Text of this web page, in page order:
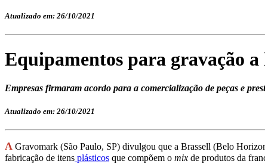
Atualizado em: 26/10/2021
Equipamentos para gravação
Empresas firmaram acordo para a comercialização de peças e
Atualizado em: 26/10/2021
A Gravomark (São Paulo, SP) divulgou que a Brassell (Belo
fabricação de itens plásticos que compõem o mix de produtos da